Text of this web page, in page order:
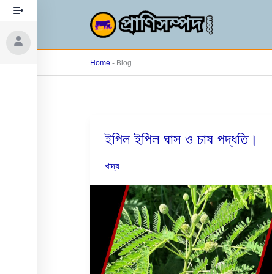
Skip
content
Home - Blog
ইপিল ইপিল ঘাস ও চাষ পদ্ধতি।
খাদ্য
ইপিল
ঘাস
পদ্ধতি।